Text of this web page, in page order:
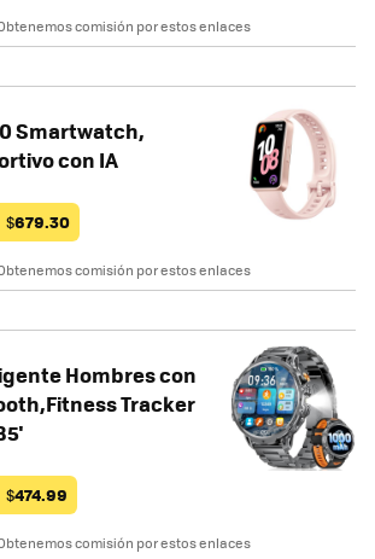
comisión por estos enlaces
Smartwatch,
con IA
$679.30
comisión por estos enlaces
Hombres con
Tracker
$474.99
comisión por estos enlaces